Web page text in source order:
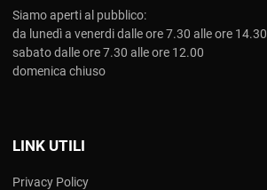
Siamo aperti al pubblico:
da lunedì a venerdi dalle ore 7.30 alle ore 14.30
sabato dalle ore 7.30 alle ore 12.00
domenica chiuso
LINK UTILI
Privacy Policy